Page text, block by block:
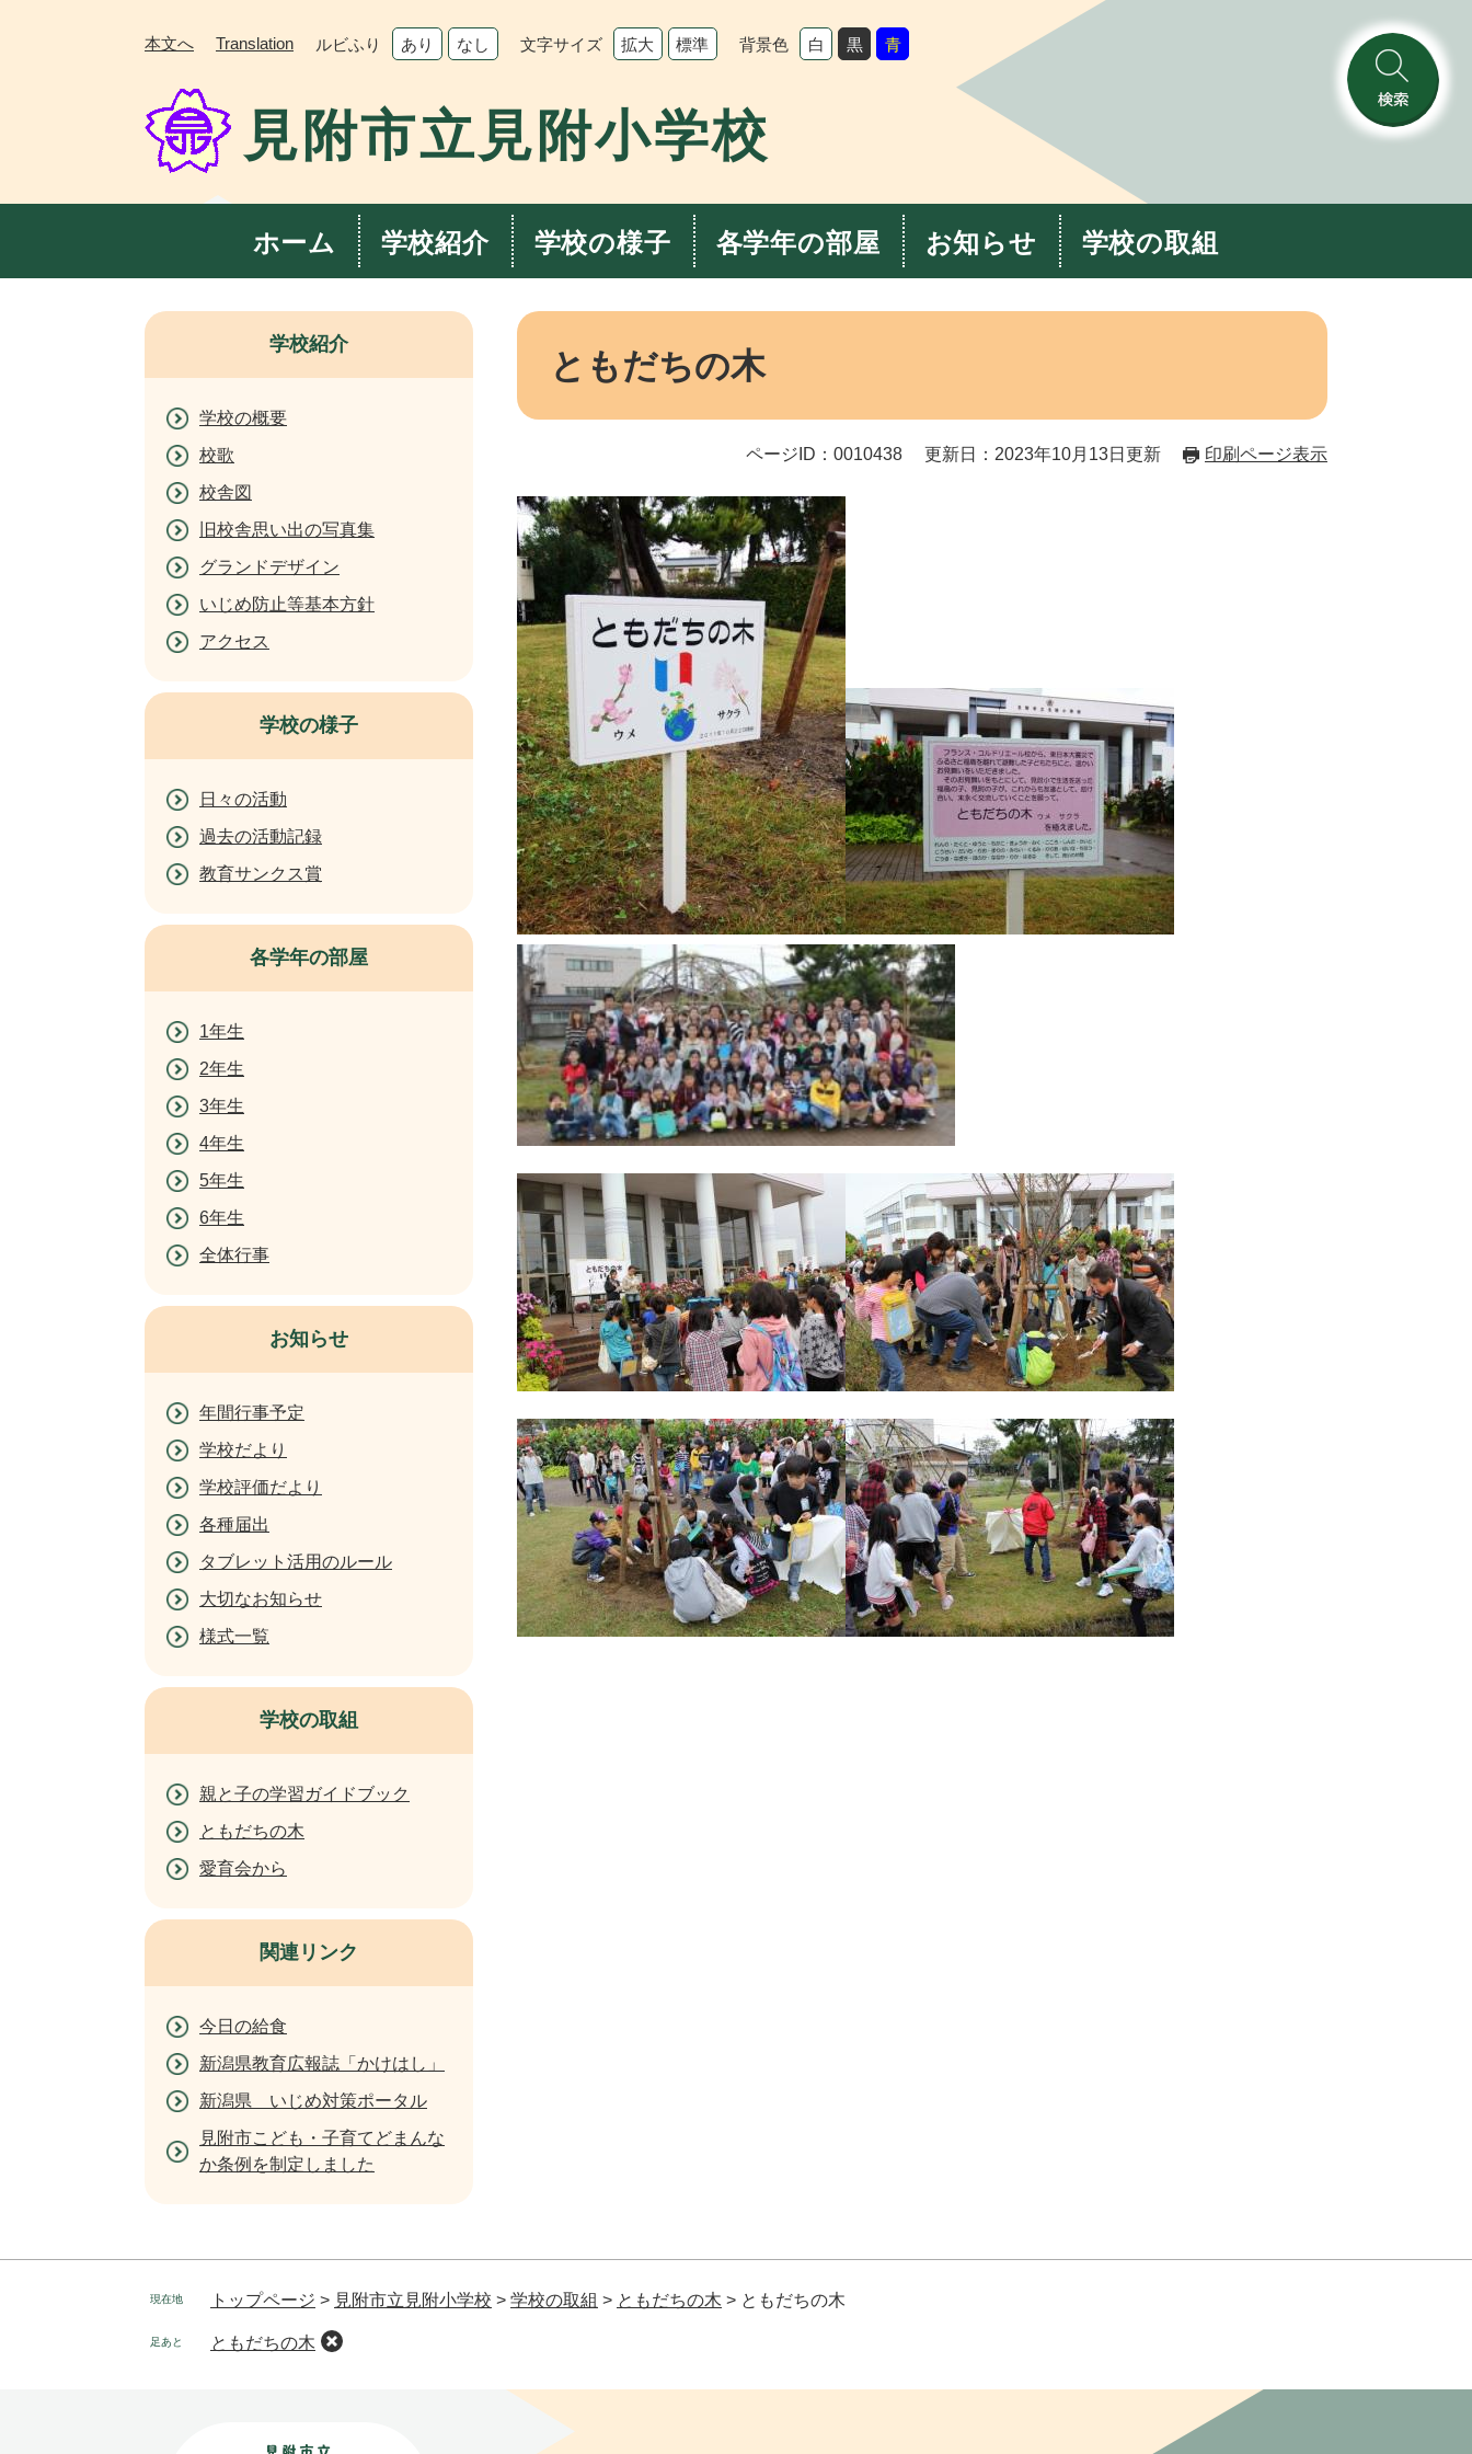
文
本文へ Translation ルビふり あり なし 文字サイズ 拡大 標準 背景色 白 黒 青
検
索
見附市立見附小学校
ホーム 学校紹介 学校の様子 各学年の部屋 お知らせ 学校の取組
本
ともだちの木
ページID：0010438 更新日：2023年10月13日更新 印刷ページ表示
学校紹介
学校の概要
校歌
校舎図
旧校舎思い出の写真集
グランドデザイン
いじめ防止等基本方針
アクセス
学校の様子
日々の活動
過去の活動記録
教育サンクス賞
各学年の部屋
1年生
2年生
3年生
4年生
5年生
6年生
全体行事
お知らせ
年間行事予定
学校だより
学校評価だより
各種届出
タブレット活用のルール
大切なお知らせ
様式一覧
学校の取組
親と子の学習ガイドブック
ともだちの木
愛育会から
関連リンク
今日の給食
新潟県教育広報誌「かけはし」
新潟県 いじめ対策ポータル
見附市こども・子育てどまんな
か条例を制定しました
現在地 トップページ > 見附市立見附小学校 > 学校の取組 > ともだちの木 > ともだちの木
足あと ともだちの木